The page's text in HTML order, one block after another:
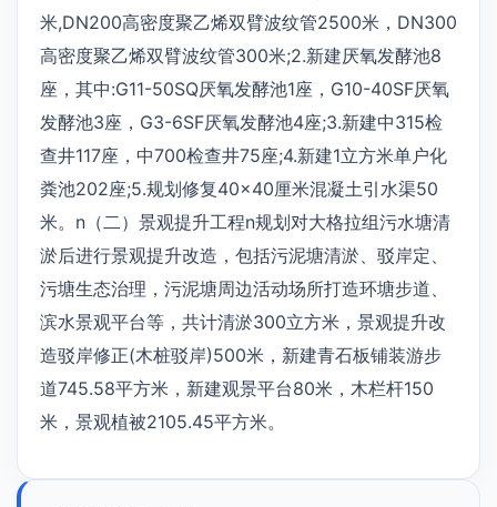
米,DN200高密度聚乙烯双臂波纹管2500米，DN300
高密度聚乙烯双臂波纹管300米;2.新建厌氧发酵池8
座，其中:G11-50SQ厌氧发酵池1座，G10-40SF厌氧
发酵池3座，G3-6SF厌氧发酵池4座;3.新建中315检
查井117座，中700检查井75座;4.新建1立方米单户化
粪池202座;5.规划修复40×40厘米混凝土引水渠50
米。n（二）景观提升工程n规划对大格拉组污水塘清
淤后进行景观提升改造，包括污泥塘清淤、驳岸定、
污塘生态治理，污泥塘周边活动场所打造环塘步道、
滨水景观平台等，共计清淤300立方米，景观提升改
造驳岸修正(木桩驳岸)500米，新建青石板铺装游步
道745.58平方米，新建观景平台80米，木栏杆150
米，景观植被2105.45平方米。